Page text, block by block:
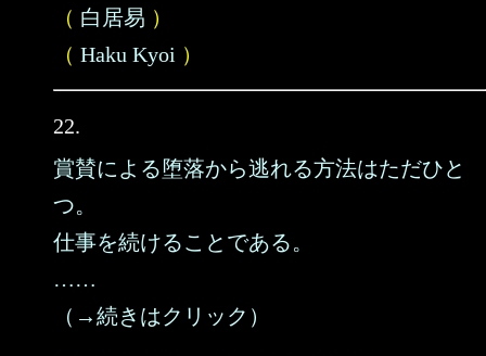
（ 白居易 ）
（ Haku Kyoi ）
22.
賞賛による堕落から逃れる方法はただひと
つ。
仕事を続けることである。
……
（→続きはクリック）